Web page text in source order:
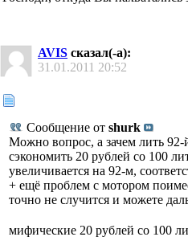
AVIS сказал(-а):
31.01.2011 20:52
Сообщение от shurk
Можно вопрос, а зачем лить 92-
сэкономить 20 рублей со 100
увеличивается на 92-м,
+ ещё проблем с мотором
точно не случится и можете
мифические 20 рублей со 100